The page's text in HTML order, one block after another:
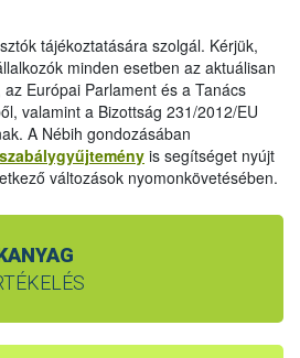
tájékoztatására szolgál. Kérjük,
minden esetben az aktuálisan
Európai Parlament és a Tanács
valamint a Bizottság 231/2012/EU
A Nébih gondozásában
is segítséget nyújt
változások nyomonkövetésében.